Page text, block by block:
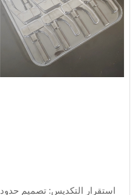
استقرار التكديس: تصميم حدود